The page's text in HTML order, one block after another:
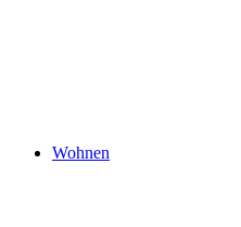
Wohnen